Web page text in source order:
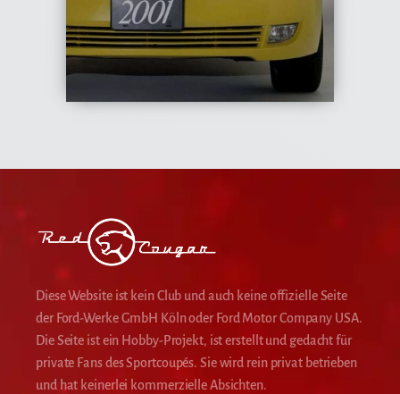
Diese Website ist kein Club und auch keine offizielle Seite
der Ford-Werke GmbH Köln oder Ford Motor Company USA.
Die Seite ist ein Hobby-Projekt, ist erstellt und gedacht für
private Fans des Sportcoupés. Sie wird rein privat betrieben
und hat keinerlei kommerzielle Absichten.